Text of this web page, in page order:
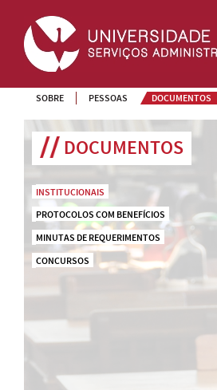
SOBRE PESSOAS DOCUMENTOS
DOCUMENTOS
INSTITUCIONAIS
PROTOCOLOS COM BENEFÍCIOS
MINUTAS DE REQUERIMENTOS
CONCURSOS